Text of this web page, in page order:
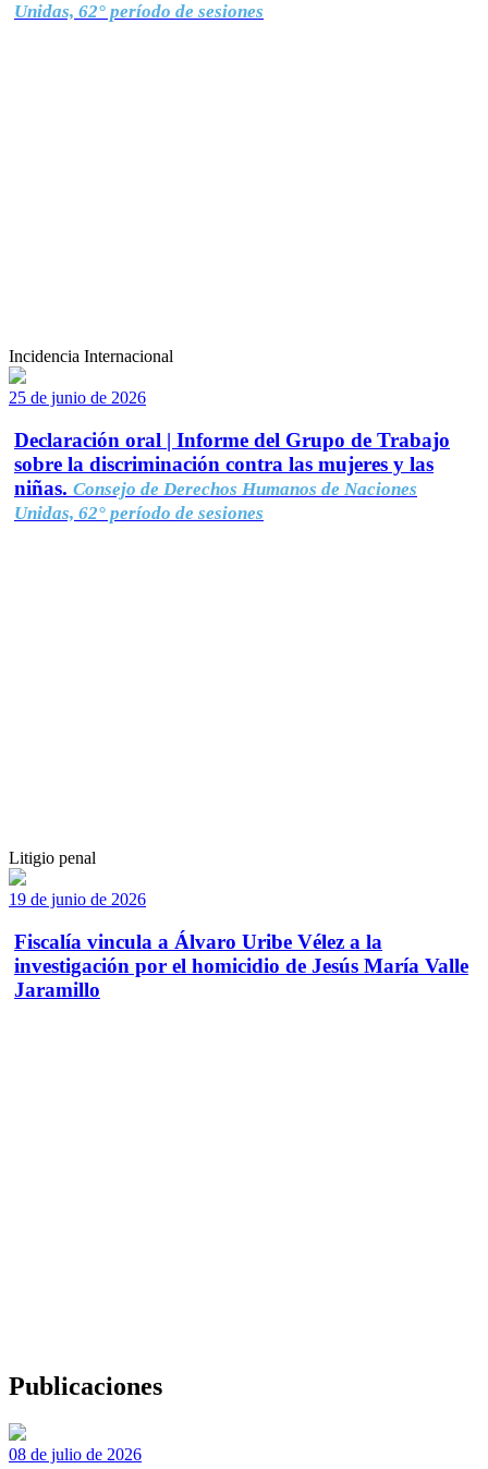
Unidas, 62° período de sesiones
Incidencia Internacional
25 de junio de 2026
Declaración oral | Informe del Grupo de Trabajo
sobre la discriminación contra las mujeres y las
niñas. Consejo de Derechos Humanos de Naciones
Unidas, 62° período de sesiones
Litigio penal
19 de junio de 2026
Fiscalía vincula a Álvaro Uribe Vélez a la
investigación por el homicidio de Jesús María Valle
Jaramillo
Publicaciones
08 de julio de 2026